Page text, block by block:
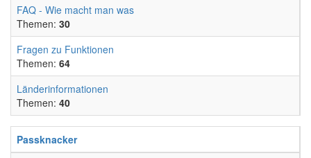
FAQ - Wie macht man was
Themen: 30
Fragen zu Funktionen
Themen: 64
Länderinformationen
Themen: 40
Passknacker